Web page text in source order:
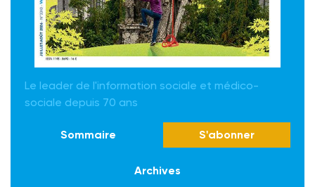
Le leader de l'information sociale et médico-
sociale depuis 70 ans
Sommaire S'abonner
Archives